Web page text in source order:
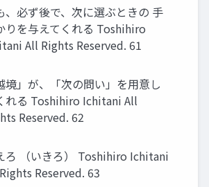
、必ず後で、次に選ぶときの ⼿
りを与えてくれる Toshihiro
All Rights Reserved. 61
境」が、「次の問い」を⽤意し
れる Toshihiro Ichitani All
Reserved. 62
ろ （いきろ） Toshihiro Ichitani
Reserved. 63